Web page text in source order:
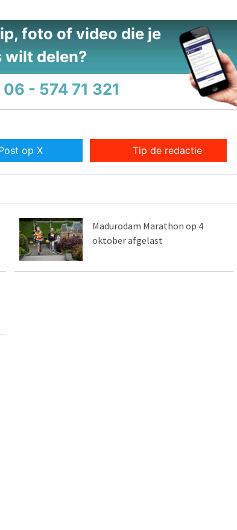
foto of video die je
wilt delen?
06 - 574 71 321
op X Tip de redactie
Madurodam Marathon op 4
oktober afgelast